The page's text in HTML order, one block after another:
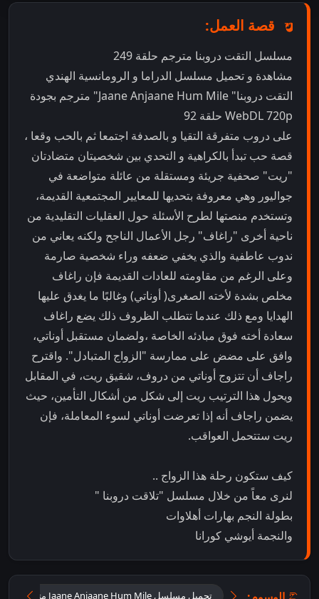
قصة العمل:
مسلسل التقت دروبنا مترجم حلقة 249
مشاهدة و تحميل مسلسل الدراما و الرومانسية الهندي
التقت دروبنا" Jaane Anjaane Hum Mile" مترجم بجودة
WebDL 720p حلقة 92
على دروب متفرقة التقيا و بالصدفة اجتمعا ثم بالحب وقعا ،
قصة حب تبدأ بالكراهية و التحدي بين شخصيتان متضادتان
"ريت" صحفية جريئة ومستقلة من عائلة متواضعة في
جواليور وهي معروفة بتحديها للمعايير المجتمعية القديمة،
وتستخدم منصتها لطرح الأسئلة حول العقليات التقليدية من
ناحية أخرى "راغاف" رجل الأعمال الناجح ولكنه يعاني من
ندوب عاطفية والذي يخفي ضعفه وراء شخصية صارمة
وعلى الرغم من مقاومته للعادات القديمة فإن راغاف
مخلص بشدة لأخته الصغرى( أوناتي) وغالبًا ما يغدق عليها
الهدايا ومع ذلك عندما تتطلب الظروف ذلك يضع راغاف
سعادة أخته فوق مبادئه الخاصة ،ولضمان مستقبل أوناتي،
وافق على مضض على ممارسة "الزواج المتبادل". واقترح
راجاف أن تتزوج أوناتي من دروف، شقيق ريت، في المقابل
ويحول هذا الترتيب ريت إلى شكل من أشكال التأمين، حيث
يضمن راجاف أنه إذا تعرضت أوناتي لسوء المعاملة، فإن
ريت ستتحمل العواقب.
كيف ستكون رحلة هذا الزواج ..
لنرى معاً من خلال مسلسل "تلاقت دروبنا "
بطولة النجم بهارات أهلاوات
والنجمة أيوشي كورانا
تحميل مسلسل Jaane Anjaane Hum Mile مترجم